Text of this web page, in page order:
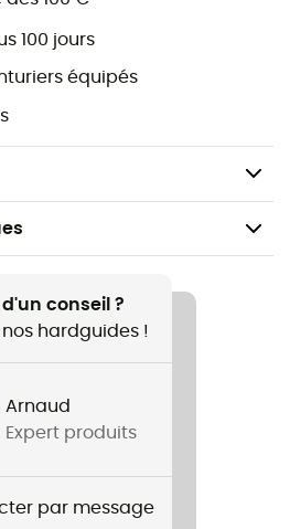
100 jours
équipés
bouche isolée pour le
isolé pour siroter et boire
glissement
en toute sécurité
d'un conseil ?
hardguides !
Arnaud
Expert produits
par message